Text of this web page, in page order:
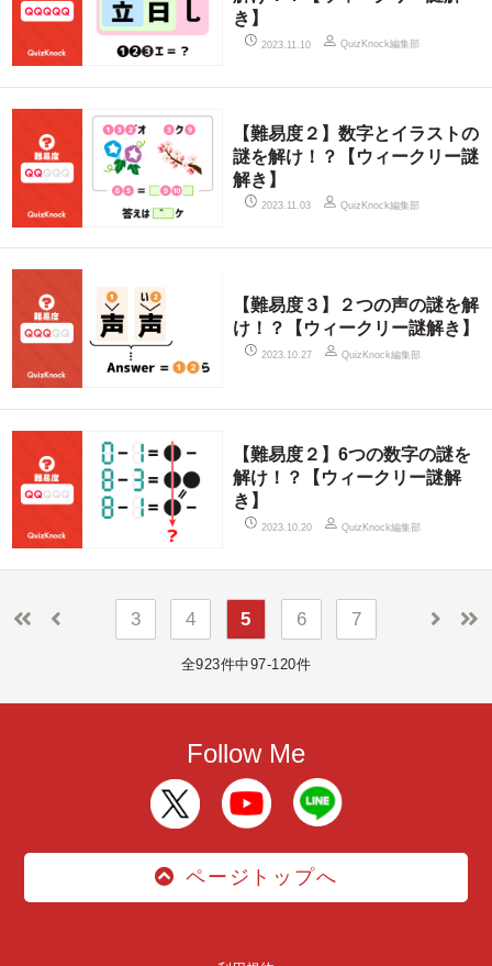
き】
2023.11.10 QuizKnock編集部
【難易度２】数字とイラストの
謎を解け！？【ウィークリー謎
解き】
2023.11.03 QuizKnock編集部
【難易度３】２つの声の謎を解
け！？【ウィークリー謎解き】
2023.10.27 QuizKnock編集部
【難易度２】6つの数字の謎を
解け！？【ウィークリー謎解
き】
2023.10.20 QuizKnock編集部
3 4 5 6 7
全923件中97-120件
Follow Me
ページトップへ